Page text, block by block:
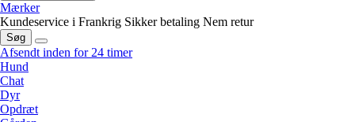
Mærker
Kundeservice i Frankrig Sikker betaling Nem retur
Søg
Afsendt inden for 24 timer
Hund
Chat
Dyr
Opdræt